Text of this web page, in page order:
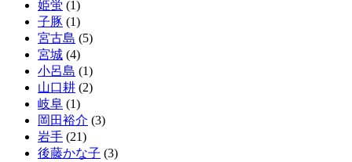
姫蛍 (1)
子豚 (1)
宮古島 (5)
宮城 (4)
小呂島 (1)
山口耕 (2)
岐阜 (1)
岡田裕介 (3)
岩手 (21)
後藤かな子 (3)